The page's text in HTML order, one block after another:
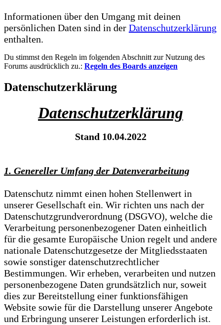
Informationen über den Umgang mit deinen
persönlichen Daten sind in der Datenschutzerklärung
enthalten.
Du stimmst den Regeln im folgenden Abschnitt zur Nutzung des
Forums ausdrücklich zu.: Regeln des Boards anzeigen
Datenschutzerklärung
Datenschutzerklärung
Stand 10.04.2022
1. Genereller Umfang der Datenverarbeitung
Datenschutz nimmt einen hohen Stellenwert in
unserer Gesellschaft ein. Wir richten uns nach der
Datenschutzgrundverordnung (DSGVO), welche die
Verarbeitung personenbezogener Daten einheitlich
für die gesamte Europäische Union regelt und andere
nationale Datenschutzgesetze der Mitgliedsstaaten
sowie sonstiger datenschutzrechtlicher
Bestimmungen. Wir erheben, verarbeiten und nutzen
personenbezogene Daten grundsätzlich nur, soweit
dies zur Bereitstellung einer funktionsfähigen
Website sowie für die Darstellung unserer Angebote
und Erbringung unserer Leistungen erforderlich ist.